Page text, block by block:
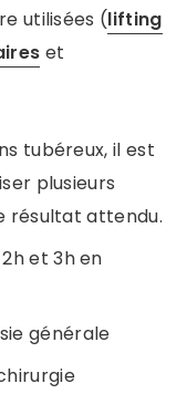
utilisées (lifting
et
tubéreux, il est
plusieurs
résultat attendu.
et 3h en
générale